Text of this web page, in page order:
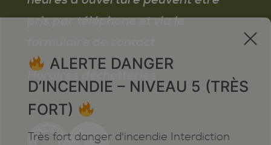
pris par téléphone et via le
Horaires déchetteries
x
ALERTE DANGER
D’INCENDIE – NIVEAU 5 (TRÈS
FORT)
Très fort danger d'incendie Interdiction